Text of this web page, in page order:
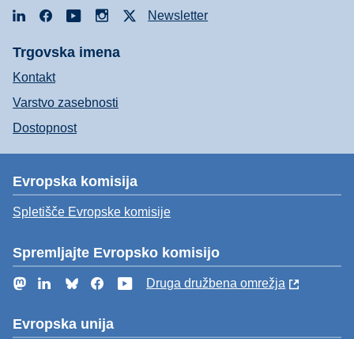
LinkedInFacebookYouTubeInstagramNewsletter
Trgovska imena
Kontakt
Varstvo zasebnosti
Dostopnost
Evropska komisija
Spletišče Evropske komisije
Spremljajte Evropsko komisijo
MastodonLinkedInBlueskyFacebookYouTube
Druga družbena omrežja
Evropska unija